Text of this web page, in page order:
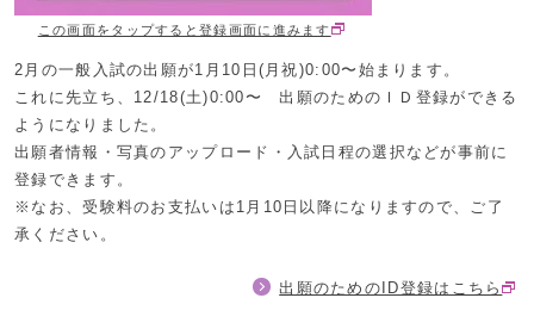
この画面をタップすると登録画面に進みます
2月の一般入試の出願が1月10日(月祝)0:00〜始まります。
これに先立ち、12/18(土)0:00〜 出願のためのＩＤ登録ができる
ようになりました。
出願者情報・写真のアップロード・入試日程の選択などが事前に
登録できます。
※なお、受験料のお支払いは1月10日以降になりますので、ご了
承ください。
出願のためのID登録はこちら